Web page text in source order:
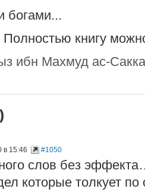
богами...
Полностью книгу
ибн Махмуд ас-
)
в 15:46 #1050
слов без
которые толкует